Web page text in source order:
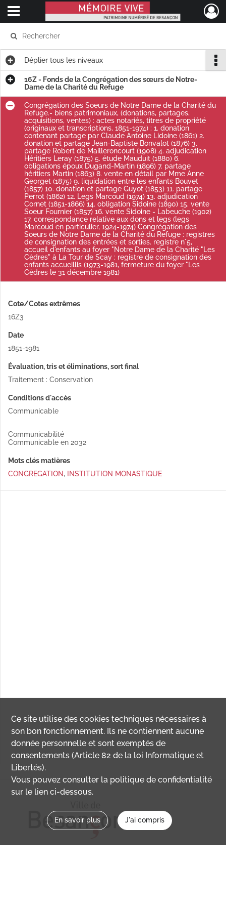
Mémoire Vive patrimoine numérisé de Besançon
Ouvrir le menu déroulant
Déplier tous les niveaux
16Z - Fonds de la Congrégation des sœurs de Notre-
Dame de la Charité du Refuge
Congrégation des Soeurs de Notre Dame de la Charité du
Refuge.- biens patrimoniaux, (donations, partages,
acquisitions, ventes) : actes notariés, titres de propriété
(originaux et transcriptions, 1851-1974) : 1. donation
contenant partage par Claude Antoine Lidoine (1861) 2.
donation et partage Jean-Baptiste Bonvalot (1876) 3.
partage Robert de Mailleroncourt (1908) 4. adjudication
Héritiers Leray (1875) 5. étude Mauduit (1880) 6.
obligations époux Dugand-Martin (1896) 7. partage
héritiers Martin (1863) 8. vente en détail par Mme Anne
Georget (1875) 9. liquidation entre les enfants Bouvet
(1857) 10. donation et partage Guyot (1853) 11. partage
Perrot (1862) 12. Legs Marcoud (1974) 13. adjudication
Cornet (1851-1866) 14. obligation Sidoine (1890) 15. vente
Soeur Fournier (1857) 16. vente Sidoine - Labeuche (1902)
17. correspondance relative aux dons et legs (legs
Marcoud en particulier, 1924-1974) Congrégation des
Soeurs de Notre Dame de la Charité du Refuge : registres
de consignation des entrées et sorties. registre n°5,
accueil d'enfants au foyer "Notre Dame de la Charité "Les
Cèdres" à La Tour de Scay : registre de consignation des
enfants accueillis (1973-1981, fermeture du foyer "Les
Cèdres le 31 décembre 1981)
Cote/Cotes extrêmes
16Z3
Date
1851-1981
Évaluation, tris et éliminations, sort final
Traitement : Conservation
Conditions d'accès
Communicable
Communicabilité
Communicable en 2032
Mots clés matières
CONGREGATION, INSTITUTION MONASTIQUE
Ce site utilise descookies techniques nécessaires à
son bon fonctionnement. Ils ne contiennent aucune
donnée personnelle et sont exemptés de
consentements (Article 82 de la loi Informatique et
Libertés).
Vous pouvez consulter la politique de confidentialité
sur le lien ci-dessous.
En savoir plus J'ai compris